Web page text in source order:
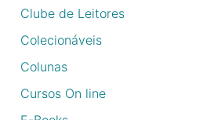
Clube de Leitores
Colecionáveis
Colunas
Cursos On line